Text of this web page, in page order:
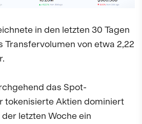
in den letzten 30 Tagen
Transfervolumen von etwa 2,22
das Spot-
tokenisierte Aktien dominiert
letzten Woche ein